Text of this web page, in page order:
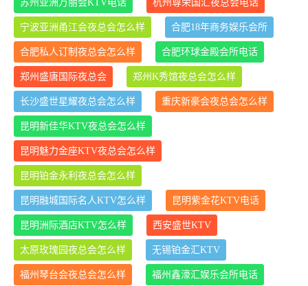
苏州亚洲万丽会KTV电话 杭州尊荣国汇夜总会电话
宁波亚洲甬江会夜总会怎么样 合肥18年商务娱乐会所
合肥私人订制夜总会怎么样 合肥环球金殿会所电话
郑州盛唐国际夜总会 郑州K秀馆夜总会怎么样
长沙盛世星耀夜总会怎么样 重庆新豪会夜总会怎么样
昆明新佳华KTV夜总会怎么样
昆明魅力金座KTV夜总会怎么样
昆明铂金永利夜总会怎么样
昆明融城国际名人KTV怎么样 昆明紫金花KTV电话
昆明洲际酒店KTV怎么样 西安盛世KTV
太原玫瑰园夜总会怎么样 无锡铂金汇KTV
福州琴台会夜总会怎么样 福州鑫濠汇娱乐会所电话